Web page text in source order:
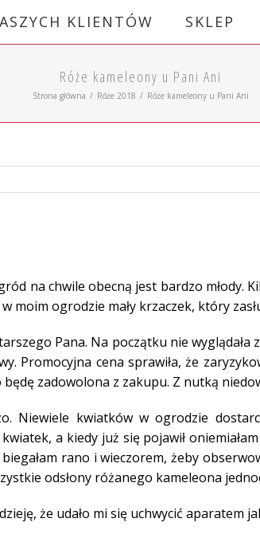
KLIENTÓW SKLEP
Róże kameleony u Pani Ani
Strona główna / Róże 2018 / Róże kameleony u Pani Ani
na chwile obecną jest bardzo młody.
ogrodzie mały krzaczek, który
Pana. Na początku nie wyglądała
Promocyjna cena sprawiła, że
zadowolona z zakupu. Z nutką
Niewiele kwiatków w ogrodzie
a kiedy już się pojawił
rano i wieczorem, żeby
odsłony różanego kameleona
że udało mi się uchwycić aparatem